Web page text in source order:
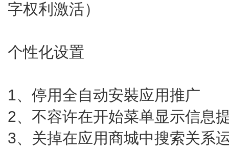
字权利激活）
个性化设置
1、停用全自动安裝应用推广
2、不容许在开始菜单显示信息
3、关掉在应用商城中搜索关系